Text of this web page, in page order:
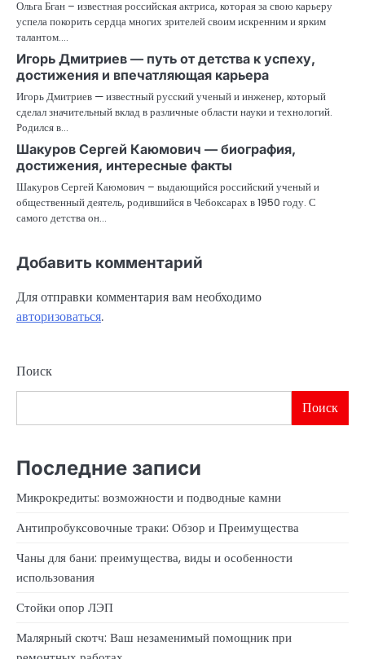
Ольга Бган – известная российская актриса, которая за свою карьеру
успела покорить сердца многих зрителей своим искренним и ярким
талантом.…
Игорь Дмитриев — путь от детства к успеху,
достижения и впечатляющая карьера
Игорь Дмитриев — известный русский ученый и инженер, который
сделал значительный вклад в различные области науки и технологий.
Родился в…
Шакуров Сергей Каюмович — биография,
достижения, интересные факты
Шакуров Сергей Каюмович – выдающийся российский ученый и
общественный деятель, родившийся в Чебоксарах в 1950 году. С
самого детства он…
Добавить комментарий
Для отправки комментария вам необходимо
авторизоваться.
Поиск
Поиск
Последние записи
Микрокредиты: возможности и подводные камни
Антипробуксовочные траки: Обзор и Преимущества
Чаны для бани: преимущества, виды и особенности
использования
Стойки опор ЛЭП
Малярный скотч: Ваш незаменимый помощник при